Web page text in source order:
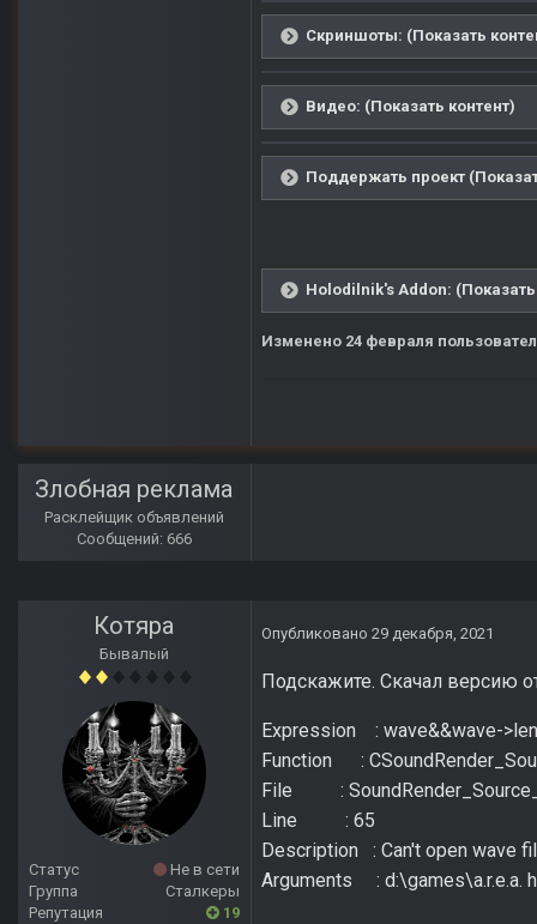
Скриншоты: (Показать
Видео: (Показать контент)
Поддержать проект
Holodilnik's Addon: (Показать
Изменено 24 февраля
Злобная реклама
Расклейщик объявлений
Сообщений: 666
Котяра
Бывалый
Статус
Не в сети
Группа
Сталкеры
Репутация
19
Опубликовано 29 декабря, 2021
Подскажите. Скачал версию
Expression : wave&&wave-
Function :
File :
Line : 65
Description : Can't open wave
Arguments : d:\games\a.r.e.a.